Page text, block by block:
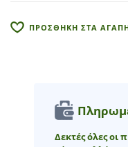
ΠΡΟΣΘΗΚΗ ΣΤΑ
Δεκτές όλες οι